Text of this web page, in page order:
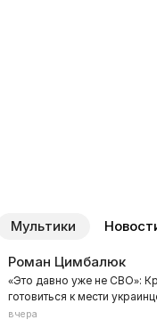
Мультики
Роман Цимбалюк
«Это давно уже не СВО»:
готовиться к мести
вчера